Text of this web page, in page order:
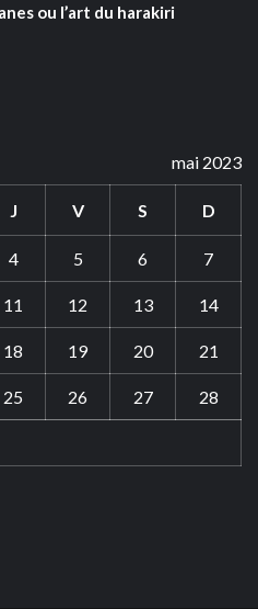
ou l’art du harakiri
mai 2023
J V S D
4 5 6 7
11 12 13 14
18 19 20 21
25 26 27 28